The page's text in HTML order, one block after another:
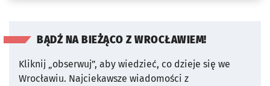
BĄDŹ NA BIEŻĄCO Z WROCŁAWIEM!
Kliknij „obserwuj”, aby wiedzieć, co dzieje się we
Wrocławiu. Najciekawsze wiadomości z